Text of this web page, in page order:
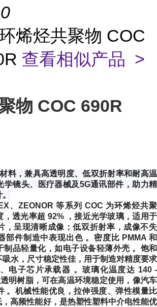
烯烃共聚物 COC
查看相似产品 >
物 COC 690R
料，兼具高透明度、低双折射率和耐高温
学镜头、医疗器械及5G通讯部件，助力精
、ZEONOR 等系列 COC 为环烯烃共聚
，透光率超 92% ，接近光学玻璃，适用于
，呈现清晰成像；低双折射率，成像不失
部件制造中表现出色 。密度比 PMMA 和
制品轻量化，如电子设备轻薄外壳 。饱和
吸水，尺寸稳定性佳，用于制造对精度要求
电子芯片承载器 。玻璃化温度达 140 -
明树脂，可在高温环境稳定使用，像汽车
。机械性能优良，拉伸强度、弹性模量比
，高频性能好，是热塑性塑料中介电性能优